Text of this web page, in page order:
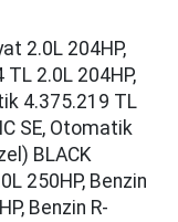
2.0L 204HP,
2.0L 204HP,
4.375.219 TL
SE, Otomatik
BLACK
250HP, Benzin
Benzin R-